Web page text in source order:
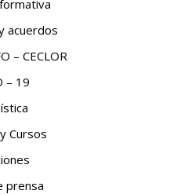
acuerdos
– CECLOR
– 19
Cursos
prensa